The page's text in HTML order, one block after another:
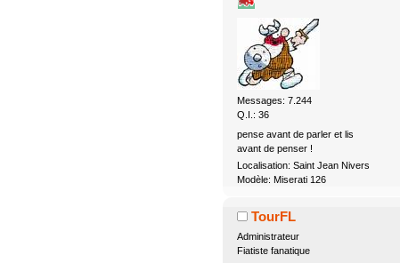
Messages: 7.244
Q.I.: 36
pense avant de parler et lis
avant de penser !
Localisation: Saint Jean Nivers
Modèle: Miserati 126
TourFL
Administrateur
Fiatiste fanatique